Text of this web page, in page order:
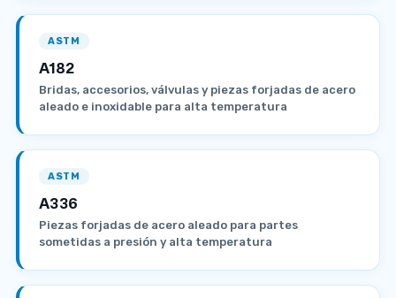
ASTM
A182
Bridas, accesorios, válvulas y piezas forjadas de acero
aleado e inoxidable para alta temperatura
ASTM
A336
Piezas forjadas de acero aleado para partes
sometidas a presión y alta temperatura